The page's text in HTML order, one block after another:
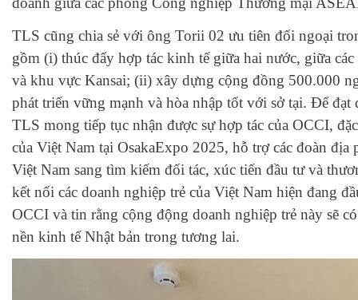
TLS cũng chia sẻ với ông Torii 02 ưu tiên đối ngoại
gồm (i) thúc đẩy hợp tác kinh tế giữa hai nước, giữa
và khu vực Kansai; (ii) xây dựng cộng đồng 500.000
phát triển vững mạnh và hòa nhập tốt với sở tại. Để đạt
TLS mong tiếp tục nhận được sự hợp tác của OCCI,
của Việt Nam tại OsakaExpo 2025, hỗ trợ các đoàn địa
Việt Nam sang tìm kiếm đối tác, xúc tiến đầu tư và
kết nối các doanh nghiệp trẻ của Việt Nam hiện đang
OCCI và tin rằng cộng động doanh nghiệp trẻ này sẽ
nền kinh tế Nhật bản trong tương lai.